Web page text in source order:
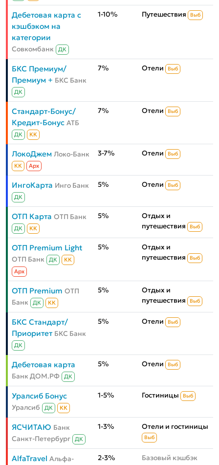
Дебетовая карта с
кэшбэком на
категории
Совкомбанк ДК
1-10% Путешествия Выб
БКС Премиум/
Премиум + БКС Банк
ДК
7% Отели Выб
Стандарт-Бонус/
Кредит-Бонус АТБ
ДК КК
7% Отели Выб
ЛокоДжем Локо-Банк
КК Aрх
3-7% Отели Выб
ИнгоКарта Инго Банк
ДК
5% Отели Выб
ОТП Карта ОТП Банк
ДК КК
5%
Отдых и
путешествия
Выб
ОТП Premium Light
ОТП Банк ДК
КК
Aрх
5%
Отдых и
путешествия
Выб
ОТП Premium ОТП
Банк
ДК КК
5%
Отдых и
путешествия
Выб
БКС Стандарт/
Приоритет БКС Банк
ДК
5% Отели Выб
Дебетовая карта
Банк ДОМ.РФ ДК
5% Отели Выб
Уралсиб Бонус
Уралсиб ДК КК
1-5% Гостиницы Выб
ЯСЧИТАЮ Банк
Санкт-Петербург
ДК
1-3% Отели и гостиницы
Выб
AlfaTravel Альфа- 2-3% Базовый кэшбэк